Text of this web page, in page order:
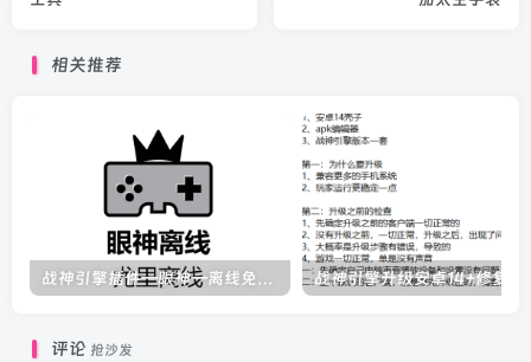
相关推荐
评论 抢沙发